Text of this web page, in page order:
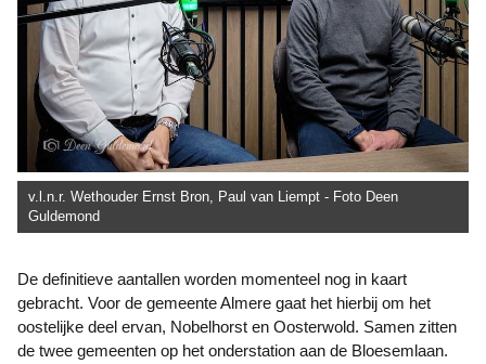
v.l.n.r. Wethouder Ernst Bron, Paul van Liempt - Foto Deen
Guldemond
De definitieve aantallen worden momenteel nog in kaart
gebracht. Voor de gemeente Almere gaat het hierbij om het
oostelijke deel ervan, Nobelhorst en Oosterwold. Samen zitten
de twee gemeenten op het onderstation aan de Bloesemlaan.